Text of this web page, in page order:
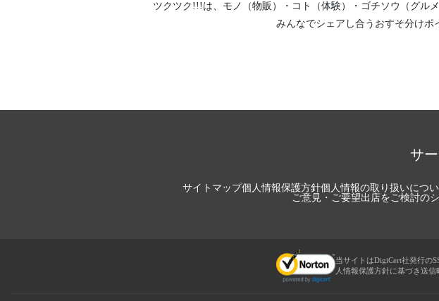
ツクツク!!!は、 モノ（物販） ・ コト（体験） ・ ゴチソウ（グルメ
みんなでシェアし合う おすそ分けポ
サ
サイトマップ個人情報保護方針個人情報の取り扱いにつ
ご意見・ご要望出店をご検討の
当サイトはDigiCert社発行の
人情報保護方針に基づき送信